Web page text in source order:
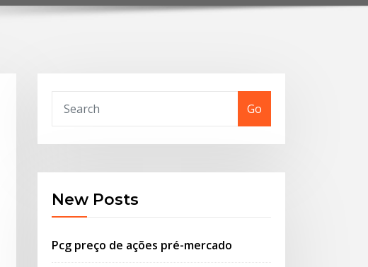
Go
New Posts
Pcg preço de ações pré-mercado